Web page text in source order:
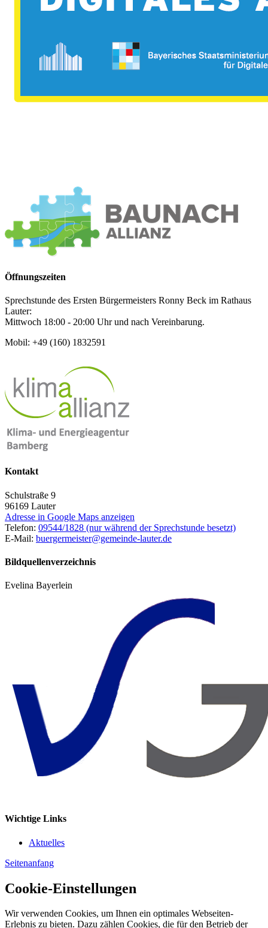
Öffnungszeiten
Sprechstunde des Ersten Bürgermeisters Ronny Beck im Rathaus
Lauter:
Mittwoch 18:00 - 20:00 Uhr und nach Vereinbarung.
Mobil: +49 (160) 1832591
Kontakt
Schulstraße 9
96169 Lauter
Adresse in Google Maps anzeigen
Telefon: 09544/1828 (nur während der Sprechstunde besetzt)
E-Mail: buergermeister@gemeinde-lauter.de
Bildquellenverzeichnis
Evelina Bayerlein
Wichtige Links
Aktuelles
Seitenanfang
Cookie-Einstellungen
Wir verwenden Cookies, um Ihnen ein optimales Webseiten-
Erlebnis zu bieten. Dazu zählen Cookies, die für den Betrieb der